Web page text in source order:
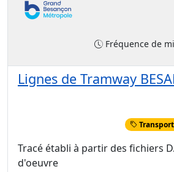
Fréquence de
Lignes de Tramway
Tracé établi à partir des fichiers
d'oeuvre